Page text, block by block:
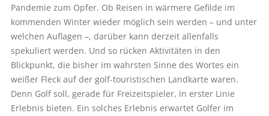
Pandemie zum Opfer. Ob Reisen in wärmere Gefilde im
kommenden Winter wieder möglich sein werden – und unter
welchen Auflagen –, darüber kann derzeit allenfalls
spekuliert werden. Und so rücken Aktivitäten in den
Blickpunkt, die bisher im wahrsten Sinne des Wortes ein
weißer Fleck auf der golf-touristischen Landkarte waren.
Denn Golf soll, gerade für Freizeitspieler, in erster Linie
Erlebnis bieten. Ein solches Erlebnis erwartet Golfer im